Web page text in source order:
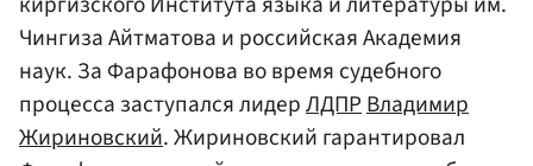
Чингиза Айтматова и российская Академия
наук. За Фарафонова во время судебного
процесса заступался лидерЛДПРВладимир
Жириновский. Жириновский гарантировал